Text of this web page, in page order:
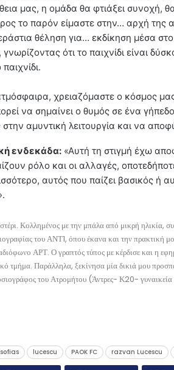
μας, η ομάδα θα φτιάξει συνοχή,
το παρόν είμαστε στην… αρχή της
θέληση για… εκδίκηση μέσα
ότι το παιχνίδι είναι
χρειαζόμαστε ο κόσμος
να σημαίνει ο θυμός σε ένα
αμυντική λειτουργία και να
ενδεκάδα: «Αυτή τη στιγμή έχω
ρόλο και οι αλλαγές,
αυτός που παίζει βασικός ή
Κολλημένος με την μπάλα από μικρή ηλικία,
του ΑΝΤ1, όπου έκανα και την πρακτική
ΑΡΤ. Ο γραπτός τύπος με κέρδισε και η
τμήμα. Παράλληλα, ξεκίνησα μία δικιά μου
του Ατρομήτου (Άντρες- Κ20- γυναικεία
lucescu PAOK FC razvan Lucescu